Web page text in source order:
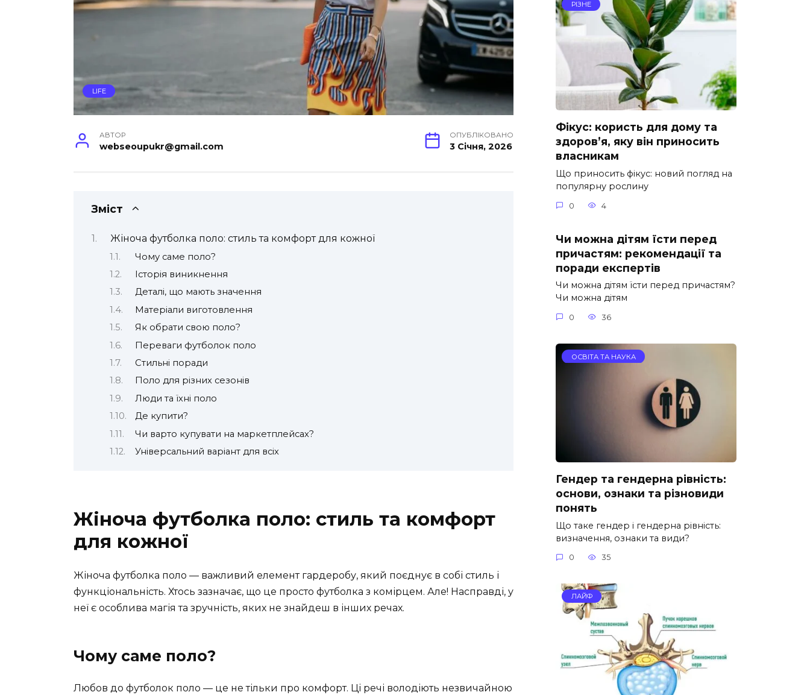
LIFE
АВТОР
webseoupukr@gmail.com
ОПУБЛІКОВАНО
3 Січня, 2026
Зміст
Жіноча футболка поло: стиль та комфорт для кожної
Чому саме поло?
Історія виникнення
Деталі, що мають значення
Матеріали виготовлення
Як обрати свою поло?
Переваги футболок поло
Стильні поради
Поло для різних сезонів
Люди та їхні поло
Де купити?
Чи варто купувати на маркетплейсах?
Універсальний варіант для всіх
Жіноча футболка поло: стиль та комфорт
для кожної
Жіноча футболка поло — важливий елемент гардеробу, який поєднує в собі стиль і
функціональність. Хтось зазначає, що це просто футболка з комірцем. Але! Насправді, у
неї є особлива магія та зручність, яких не знайдеш в інших речах.
Чому саме поло?
Любов до футболок поло — це не тільки про комфорт. Ці речі володіють незвичайною
РІЗНЕ
Фікус: користь для дому та
здоров’я, яку він приносить
власникам
Що приносить фікус: новий погляд на
популярну рослину
0 4
Чи можна дітям їсти перед
причастям: рекомендації та
поради експертів
Чи можна дітям їсти перед причастям?
Чи можна дітям
0 36
ОСВІТА ТА НАУКА
Гендер та гендерна рівність:
основи, ознаки та різновиди
понять
Що таке гендер і гендерна рівність:
визначення, ознаки та види?
0 35
ЛАЙФ